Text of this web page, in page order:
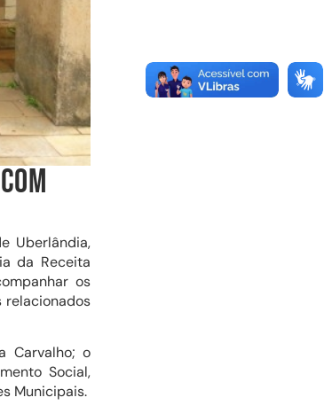
Uberlândia,
da Receita
os
relacionados
Carvalho; o
Social,
Municipais.